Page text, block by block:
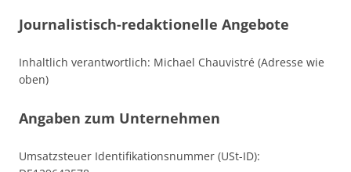
Journalistisch-redaktionelle Angebote
Inhaltlich verantwortlich: Michael Chauvistré (Adresse wie
oben)
Angaben zum Unternehmen
Umsatzsteuer Identifikationsnummer (USt-ID):